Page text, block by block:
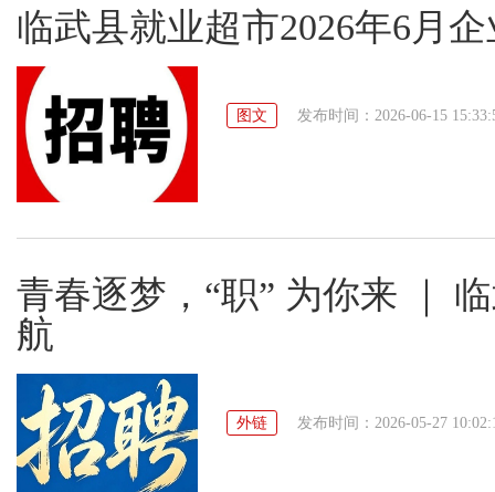
临武县就业超市2026年6月
图文 发布时间：2026-06-15
青春逐梦，“职” 为你来 ｜
航
外链 发布时间：2026-05-27